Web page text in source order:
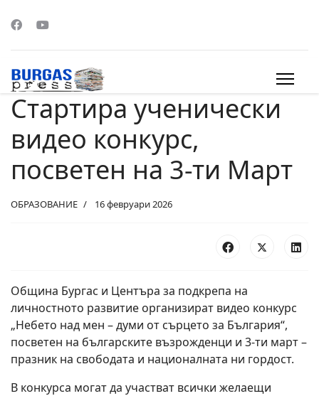
Стартира ученически
видео конкурс,
посветен на 3-ти Март
ОБРАЗОВАНИЕ 16 февруари 2026
Община Бургас и Центъра за подкрепа на
личностното развитие организират видео конкурс
„Небето над мен – думи от сърцето за България“,
посветен на българските възрожденци и 3-ти март –
празник на свободата и националната ни гордост.
В конкурса могат да участват всички желаещи